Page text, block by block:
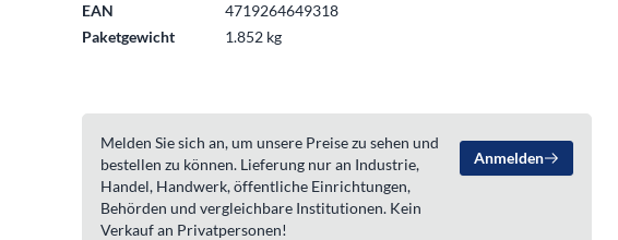
EAN
4719264649318
Paketgewicht
1.852 kg
Melden Sie sich an, um unsere Preise zu sehen und
bestellen zu können. Lieferung nur an Industrie,
Handel, Handwerk, öffentliche Einrichtungen,
Behörden und vergleichbare Institutionen. Kein
Verkauf an Privatpersonen!
Anmelden